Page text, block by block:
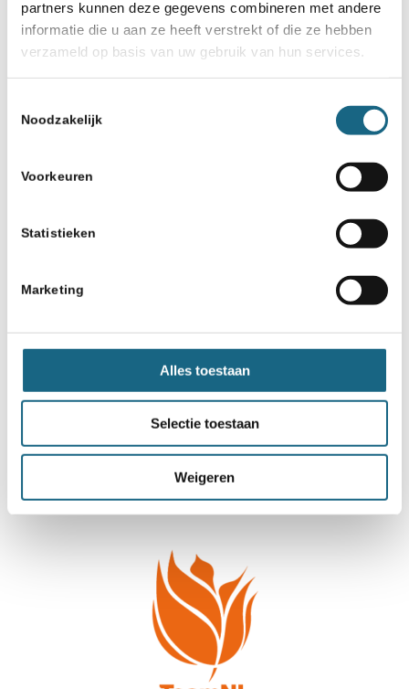
partners kunnen deze gegevens combineren met andere
informatie die u aan ze heeft verstrekt of die ze hebben
verzameld op basis van uw gebruik van hun services.
Noodzakelijk
Voorkeuren
Statistieken
Marketing
Alles toestaan
Selectie toestaan
Weigeren
24 juli 2019
SV Krimpen aan den IJssel
neemt SO Rotterdam over